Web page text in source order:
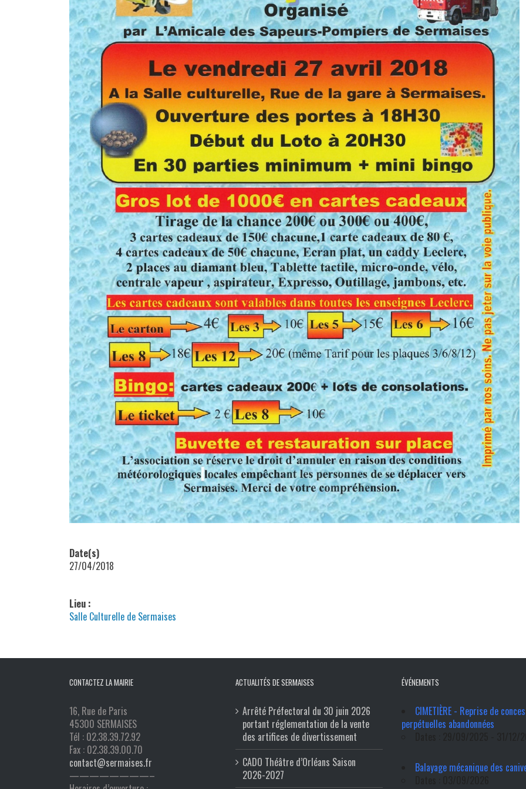
Date(s)
27/04/2018
Lieu :
Salle Culturelle de Sermaises
CONTACTEZ LA MAIRIE
16, Rue de Paris
45300 SERMAISES
Tél : 02.38.39.72.92
Fax : 02.38.39.00.70
contact@sermaises.fr
————————–
ACTUALITÉS DE SERMAISES
Arrêté Préfectoral du 30 juin 2026
portant réglementation de la vente
des artifices de divertissement
CADO Théâtre d’Orléans Saison
2026-2027
ÉVÉNEMENTS
CIMETIÈRE - Reprise de
perpétuelles abandonnées
Balayage mécanique des